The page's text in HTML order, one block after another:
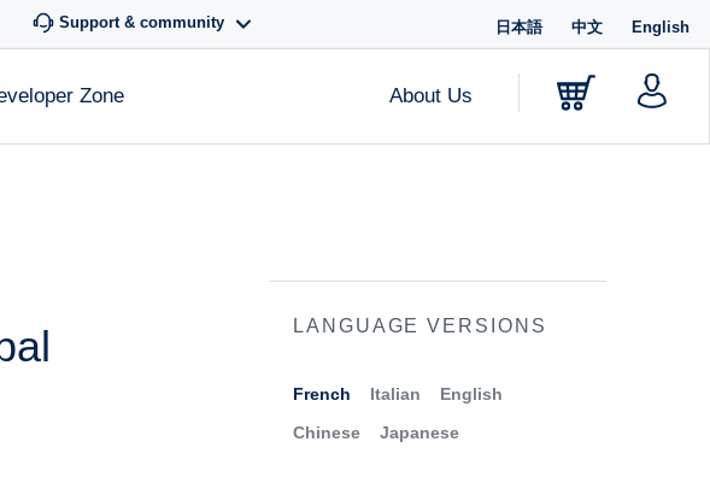
Support & community 日本語 中文 English
Zone About Us
LANGUAGE VERSIONS
French Italian
English
Chinese
Japanese